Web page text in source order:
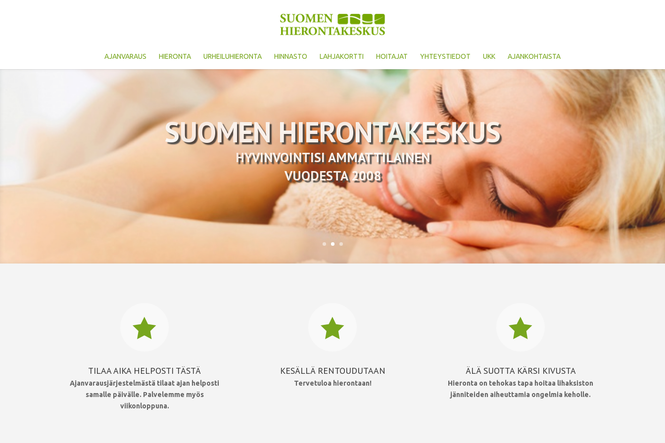
AJANVARAUS HIERONTA URHEILUHIERONTA HINNASTO LAHJAKORTTI HOITAJAT YHTEYSTIEDOT UKK AJANKOHTAISTA

TILAA AIKA HELPOSTI TÄSTÄ
Ajanvarausjärjestelmästä tilaat ajan helposti
samalle päivälle. Palvelemme myös
viikonloppuna.

KESÄLLÄ RENTOUDUTAAN
Tervetuloa hierontaan!

ÄLÄ SUOTTA KÄRSI KIVUSTA
Hieronta on tehokas tapa hoitaa lihaksiston
jänniteiden aiheuttamia ongelmia keholle.